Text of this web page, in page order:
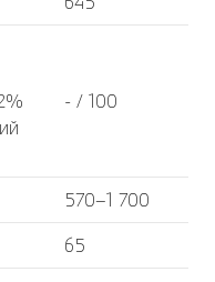
- / 100
570–1 700
65